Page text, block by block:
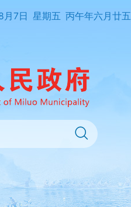
7日 星期五 丙午年六月廿五